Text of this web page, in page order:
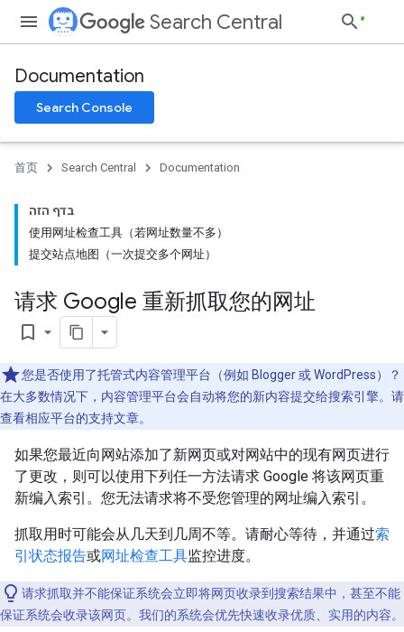
Search Central
Documentation
Search Console
首页 Search Central Documentation
בדף הזה
使用网址检查工具（若网址数量不多）
提交站点地图（一次提交多个网址）
请求 Google 重新抓取您的网址
bookmark_border
您是否使用了托管式内容管理平台（例如 Blogger 或 WordPress）？
在大多数情况下，内容管理平台会自动将您的新内容提交给搜索引擎。请
查看相应平台的支持文章。
如果您最近向网站添加了新网页或对网站中的现有网页进行
了更改，则可以使用下列任一方法请求 Google 将该网页重
新编入索引。您无法请求将不受您管理的网址编入索引。
抓取用时可能会从几天到几周不等。请耐心等待，并通过索
引状态报告或网址检查工具监控进度。
请求抓取并不能保证系统会立即将网页收录到搜索结果中，甚至不能
保证系统会收录该网页。我们的系统会优先快速收录优质、实用的内容。